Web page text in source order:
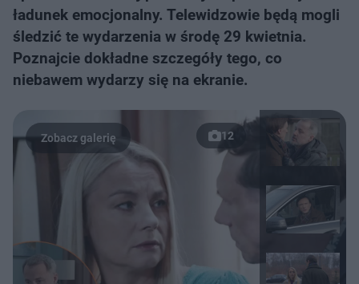
ładunek emocjonalny. Telewidzowie będą mogli
śledzić te wydarzenia w środę 29 kwietnia.
Poznajcie dokładne szczegóły tego, co
niebawem wydarzy się na ekranie.
12